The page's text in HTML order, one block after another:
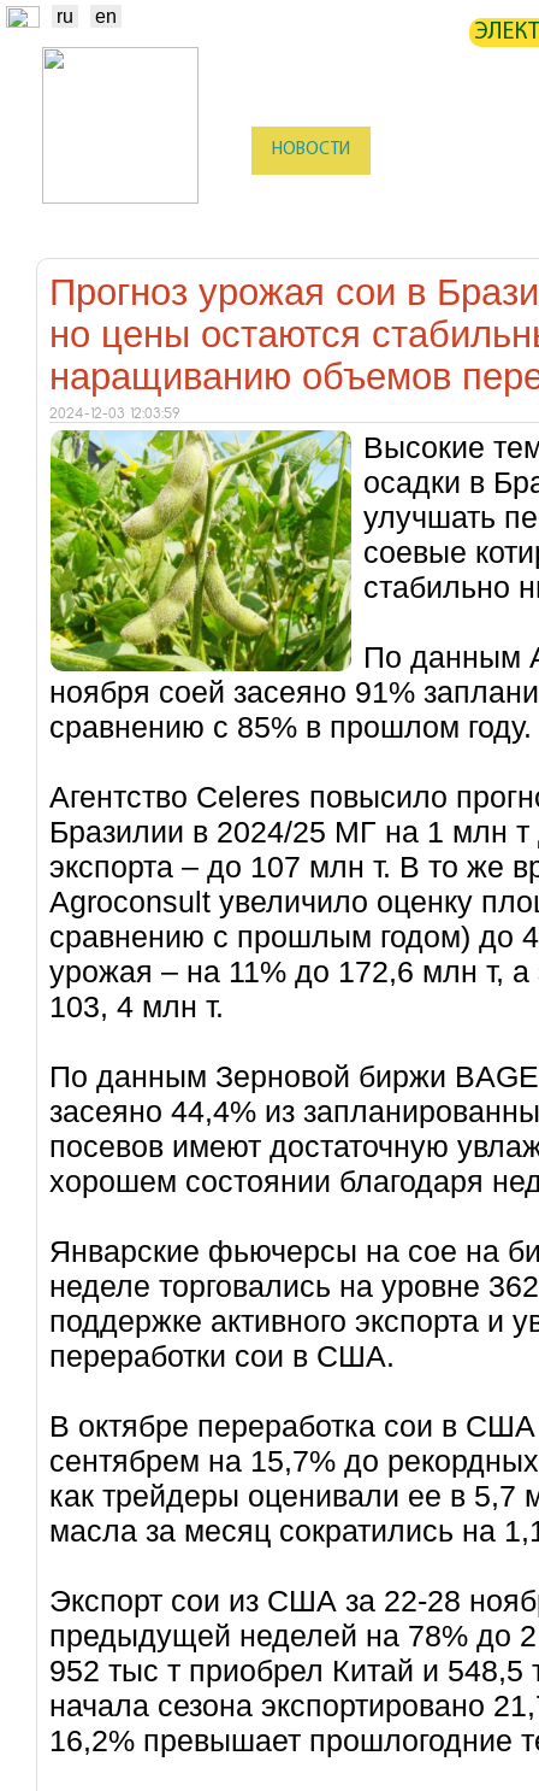
ru en
НОВОСТИ
Прогноз урожая сои в
но цены остаются
наращиванию объемов
2024-12-03 12:03:59
Высокие
осадки в
улучшать
соевые
стабильно
По данным
ноября соей засеяно 91%
сравнению с 85% в прошлом году.
Агентство Celeres повысило
Бразилии в 2024/25 МГ на 1 млн т
экспорта – до 107 млн т. В то же
Agroconsult увеличило оценку
сравнению с прошлым годом) до
урожая – на 11% до 172,6 млн т, а
103, 4 млн т.
По данным Зерновой биржи
засеяно 44,4% из
посевов имеют достаточную
хорошем состоянии благодаря
Январские фьючерсы на сое на
неделе торговались на уровне
поддержке активного экспорта и
переработки сои в США.
В октябре переработка сои в
сентябрем на 15,7% до
как трейдеры оценивали ее в 5,7
масла за месяц сократились на
Экспорт сои из США за 22-28
предыдущей неделей на 78% до
952 тыс т приобрел Китай и 548,5
начала сезона экспортировано
16,2% превышает прошлогодние